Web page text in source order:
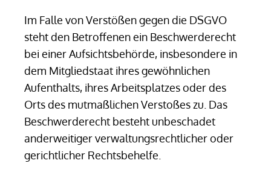
Im Falle von Verstößen gegen die DSGVO
steht den Betroffenen ein Beschwerderecht
bei einer Aufsichtsbehörde, insbesondere in
dem Mitgliedstaat ihres gewöhnlichen
Aufenthalts, ihres Arbeitsplatzes oder des
Orts des mutmaßlichen Verstoßes zu. Das
Beschwerderecht besteht unbeschadet
anderweitiger verwaltungsrechtlicher oder
gerichtlicher Rechtsbehelfe.